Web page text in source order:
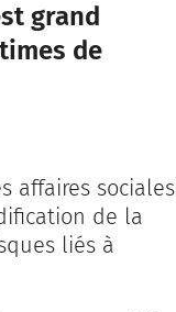
grand
de
affaires sociales
de la
liés à